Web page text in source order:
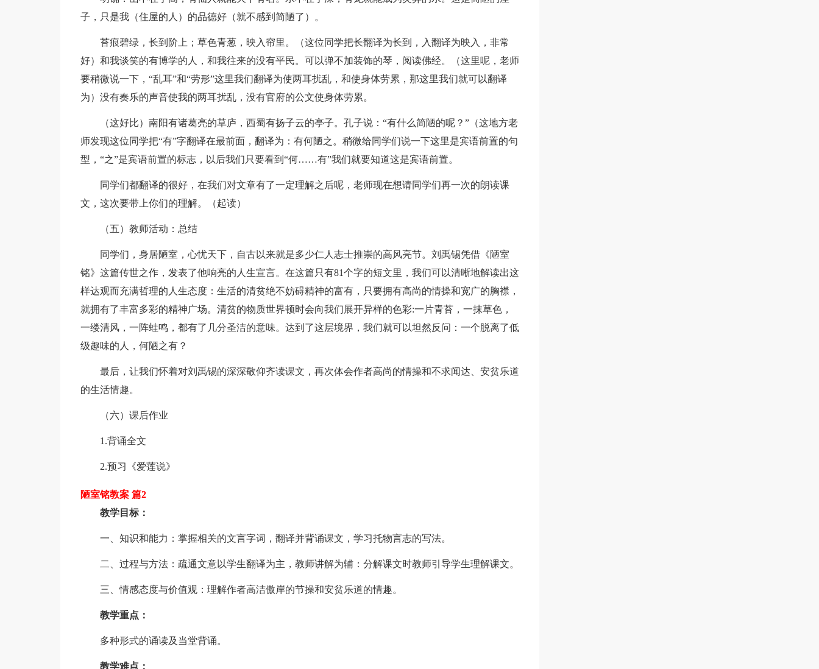
子，只是我（住屋的人）的品德好（就不感到简陋了）。
苔痕碧绿，长到阶上；草色青葱，映入帘里。（这位同学把长翻译为长到，入翻译为映入，非常
好）和我谈笑的有博学的人，和我往来的没有平民。可以弹不加装饰的琴，阅读佛经。（这里呢，老师
要稍微说一下，“乱耳”和“劳形”这里我们翻译为使两耳扰乱，和使身体劳累，那这里我们就可以翻译
为）没有奏乐的声音使我的两耳扰乱，没有官府的公文使身体劳累。
（这好比）南阳有诸葛亮的草庐，西蜀有扬子云的亭子。孔子说：“有什么简陋的呢？”（这地方老
师发现这位同学把“有”字翻译在最前面，翻译为：有何陋之。稍微给同学们说一下这里是宾语前置的句
型，“之”是宾语前置的标志，以后我们只要看到“何……有”我们就要知道这是宾语前置。
同学们都翻译的很好，在我们对文章有了一定理解之后呢，老师现在想请同学们再一次的朗读课
文，这次要带上你们的理解。（起读）
（五）教师活动：总结
同学们，身居陋室，心忧天下，自古以来就是多少仁人志士推崇的高风亮节。刘禹锡凭借《陋室
铭》这篇传世之作，发表了他响亮的人生宣言。在这篇只有81个字的短文里，我们可以清晰地解读出这
样达观而充满哲理的人生态度：生活的清贫绝不妨碍精神的富有，只要拥有高尚的情操和宽广的胸襟，
就拥有了丰富多彩的精神广场。清贫的物质世界顿时会向我们展开异样的色彩:一片青苔，一抹草色，
一缕清风，一阵蛙鸣，都有了几分圣洁的意味。达到了这层境界，我们就可以坦然反问：一个脱离了低
级趣味的人，何陋之有？
最后，让我们怀着对刘禹锡的深深敬仰齐读课文，再次体会作者高尚的情操和不求闻达、安贫乐道
的生活情趣。
（六）课后作业
1.背诵全文
2.预习《爱莲说》
陋室铭教案 篇2
教学目标：
一、知识和能力：掌握相关的文言字词，翻译并背诵课文，学习托物言志的写法。
二、过程与方法：疏通文意以学生翻译为主，教师讲解为辅：分解课文时教师引导学生理解课文。
三、情感态度与价值观：理解作者高洁傲岸的节操和安贫乐道的情趣。
教学重点：
多种形式的诵读及当堂背诵。
教学难点：